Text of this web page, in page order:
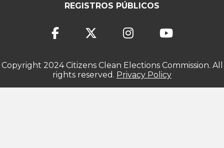
REGISTROS PÚBLICOS
Copyright 2024 Citizens Clean Elections Commission. All
rights reserved. Privacy Policy